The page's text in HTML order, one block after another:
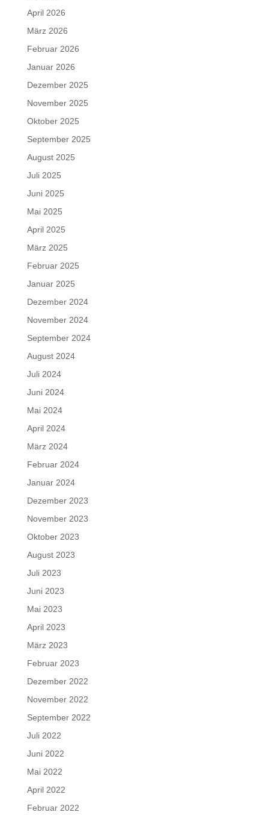
April 2026
März 2026
Februar 2026
Januar 2026
Dezember 2025
November 2025
Oktober 2025
September 2025
August 2025
Juli 2025
Juni 2025
Mai 2025
April 2025
März 2025
Februar 2025
Januar 2025
Dezember 2024
November 2024
September 2024
August 2024
Juli 2024
Juni 2024
Mai 2024
April 2024
März 2024
Februar 2024
Januar 2024
Dezember 2023
November 2023
Oktober 2023
August 2023
Juli 2023
Juni 2023
Mai 2023
April 2023
März 2023
Februar 2023
Dezember 2022
November 2022
September 2022
Juli 2022
Juni 2022
Mai 2022
April 2022
Februar 2022